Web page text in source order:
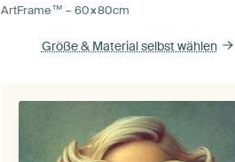
ArtFrame™ –60×80cm
Größe & Material selbst wählen